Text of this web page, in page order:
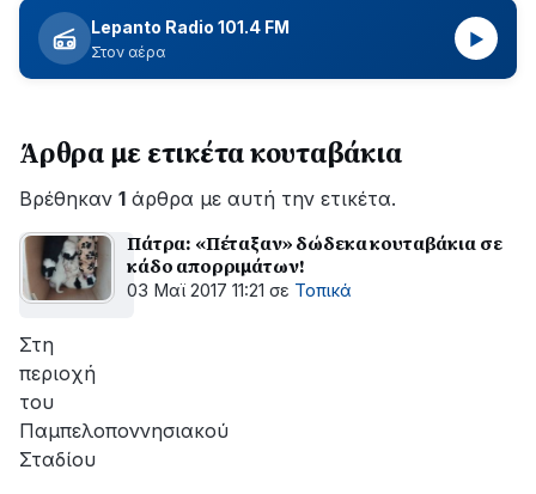
τα
μεγάλα
έργα
Lepanto Radio 101.4 FM
Στον αέρα
▶
Άρθρα με ετικέτα κουταβάκια
Βρέθηκαν 1 άρθρα με αυτή την ετικέτα.
Πάτρα: «Πέταξαν» δώδεκα κουταβάκια σε
κάδο απορριμάτων!
03 Μαϊ 2017 11:21 σε Τοπικά
Στη
περιοχή
του
Παμπελοποννησιακού
Σταδίου